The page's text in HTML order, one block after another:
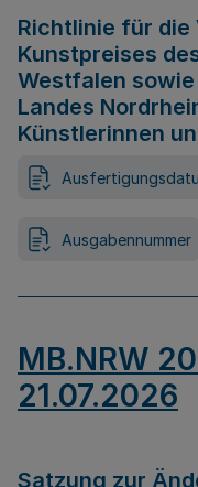
Richtlinie für die
Kunstpreises
Westfalen
Landes
Künstlerinnen
Ausgabennummer
MB.NRW
21.07.2026
Satzung zur